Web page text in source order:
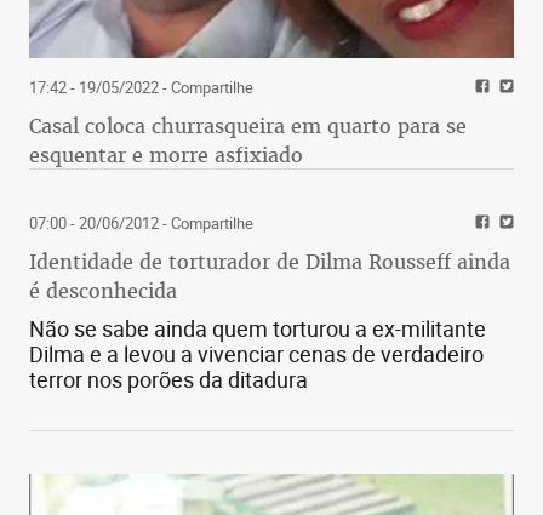
17:42 - 19/05/2022- Compartilhe
Casal coloca churrasqueira em quarto para se
esquentar e morre asfixiado
07:00 - 20/06/2012- Compartilhe
Identidade de torturador de Dilma Rousseff ainda
é desconhecida
Não se sabe ainda quem torturou a ex-militante
Dilma e a levou a vivenciar cenas de verdadeiro
terror nos porões da ditadura